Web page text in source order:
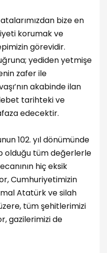
bize en
korumak ve
görevidir.
yediden yetmişe
zafer ile
akabinde ilan
tarihteki ve
edecektir.
102. yıl dönümünde
olduğu tüm değerlerle
hiç eksik
Cumhuriyetimizin
Atatürk ve silah
tüm şehitlerimizi
gazilerimizi de